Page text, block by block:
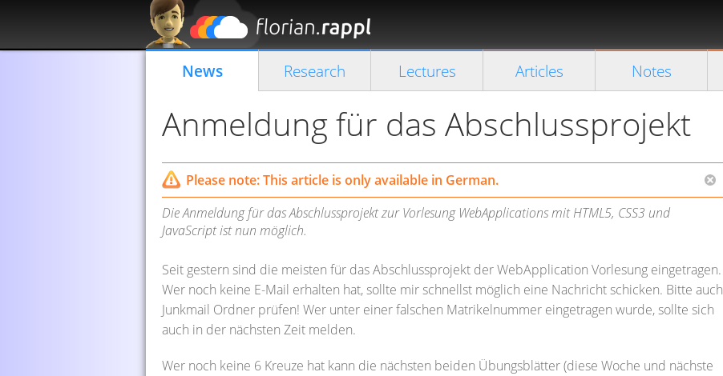
Close search
News Research Lectures Articles Notes
Anmeldung für das Abschlussprojekt
Please note: This article is only available in German.
Die Anmeldung für das Abschlussprojekt zur Vorlesung WebApplications mit HTML5, CSS3 und
JavaScript ist nun möglich.
Seit gestern sind die meisten für das Abschlussprojekt der WebApplication Vorlesung eingetragen.
Wer noch keine E-Mail erhalten hat, sollte mir schnellst möglich eine Nachricht schicken. Bitte auch
Junkmail Ordner prüfen! Wer unter einer falschen Matrikelnummer eingetragen wurde, sollte sich
auch in der nächsten Zeit melden.
Wer noch keine 6 Kreuze hat kann die nächsten beiden Übungsblätter (diese Woche und nächste